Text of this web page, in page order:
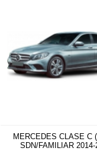
MERCEDES CLASE C
SDN/FAMILIAR 2014-